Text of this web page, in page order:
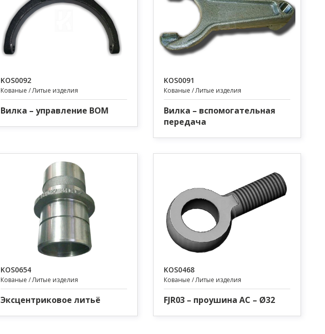
KOS0092
Кованые / Литые изделия
Вилка – управление ВОМ
KOS0091
Кованые / Литые изделия
Вилка – вспомогательная
передача
KOS0654
Кованые / Литые изделия
Эксцентриковое литьё
KOS0468
Кованые / Литые изделия
FJR03 – проушина AC – Ø32